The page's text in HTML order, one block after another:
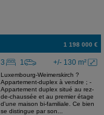
1 198 000 €
+/- 130 m²
3 1
Luxembourg-Weimerskirch ?
Appartement-duplex à vendre ; -
Appartement duplex situé au rez-
de-chaussée et au premier étage
d'une maison bi-familiale. Ce bien
se distingue par son...